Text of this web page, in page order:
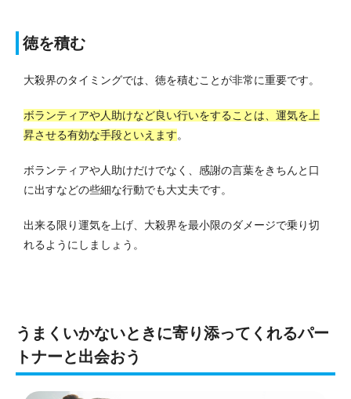
徳を積む
大殺界のタイミングでは、徳を積むことが非常に重要です。
ボランティアや人助けなど良い行いをすることは、運気を上
昇させる有効な手段といえます。
ボランティアや人助けだけでなく、感謝の言葉をきちんと口
に出すなどの些細な行動でも大丈夫です。
出来る限り運気を上げ、大殺界を最小限のダメージで乗り切
れるようにしましょう。
うまくいかないときに寄り添ってくれるパー
トナーと出会おう